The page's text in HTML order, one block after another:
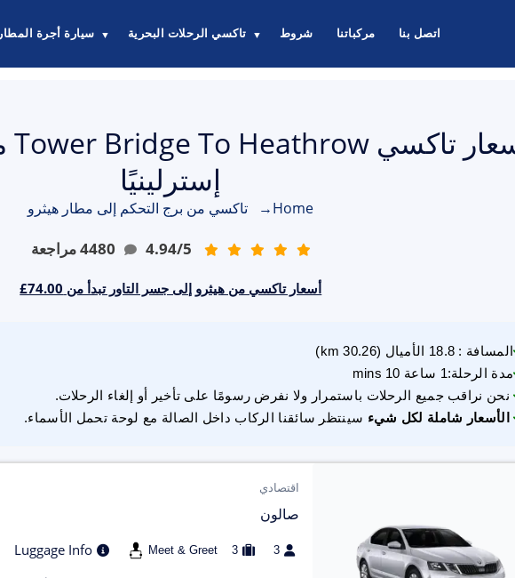
سيارة أجرة المطار ▼ تاكسي الرحلات البحرية ▼ شروط مركباتنا اتصل بنا
إسترلينيًا
Home
→ تاكسي من برج التحكم إلى مطار هيثرو
4.94/5
4480مراجعة
أسعار تاكسي من هيثرو إلى جسر التاور تبدأ من ‎£74.00‎
المسافة :
18.8 الأميال (
30.26
km)
مدة الرحلة:1 ساعة 10 mins
نحن نراقب جميع الرحلات باستمرار ولا نفرض رسومًا على تأخير أو إلغاء الرحلات.
الأسعار شاملة لكل شيء سينتظر سائقنا الركاب داخل الصالة مع لوحة تحمل الأسماء.
اقتصادي
صالون
3
3
Meet & Greet
Luggage Info